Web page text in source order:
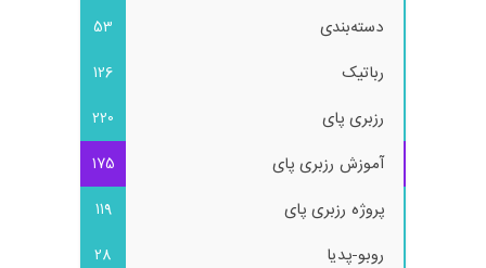
دسته‌بندی
53
رباتیک
126
رزبری پای
220
آموزش رزبری پای
175
پروژه رزبری پای
119
روبو-پدیا
28